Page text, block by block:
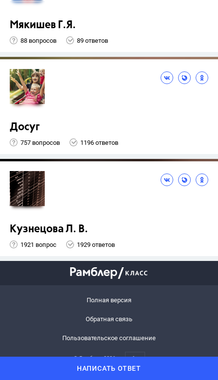
НАПИСАТЬ ОТВЕТ
Мякишев Г.Я.
88 вопросов 89 ответов
Досуг
757 вопросов 1196 ответов
Кузнецова Л. В.
1921 вопрос 1929 ответов
Полная версия
Обратная связь
Пользовательское соглашение
© Рамблер,2026 6+